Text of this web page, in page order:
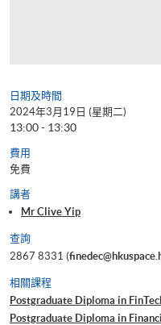
日期及時間
2024年3月19日 (星期二)
13:00 - 13:30
費用
免費
講者
Mr Clive Yip
查詢
2867 8331 (
相關課程
Postgraduate Diploma in
Postgraduate Diploma in